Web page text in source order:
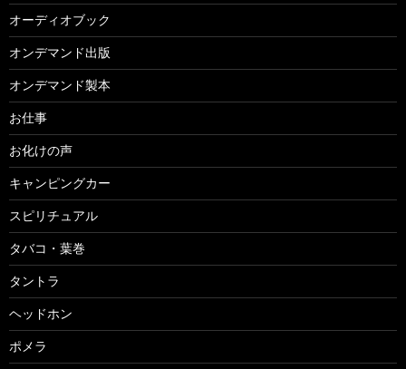
オーディオブック
オンデマンド出版
オンデマンド製本
お仕事
お化けの声
キャンピングカー
スピリチュアル
タバコ・葉巻
タントラ
ヘッドホン
ポメラ